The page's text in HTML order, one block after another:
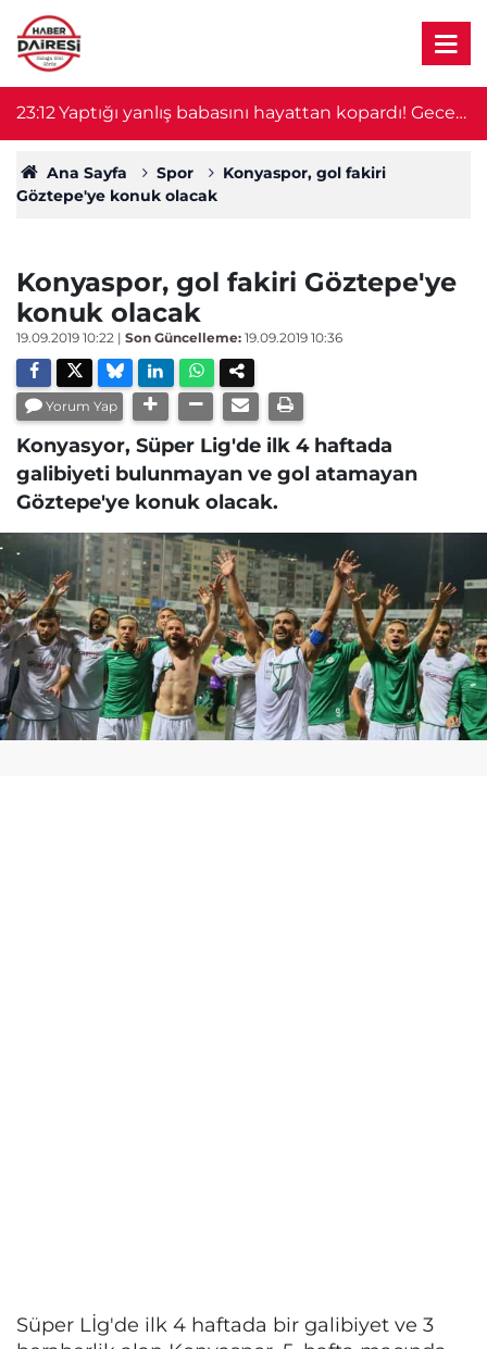
23:12Yaptığı yanlış babasını hayattan kopardı! Gece
nöbeti kabusa döndü
Ana Sayfa Spor
Konyaspor, gol fakiri
Göztepe'ye konuk olacak
Konyaspor, gol fakiri Göztepe'ye
konuk olacak
19.09.2019 10:22 | Son Güncelleme: 19.09.2019 10:36
Yorum Yap
Konyasyor, Süper Lig'de ilk 4 haftada
galibiyeti bulunmayan ve gol atamayan
Göztepe'ye konuk olacak.
Süper Lİg'de ilk 4 haftada bir galibiyet ve 3